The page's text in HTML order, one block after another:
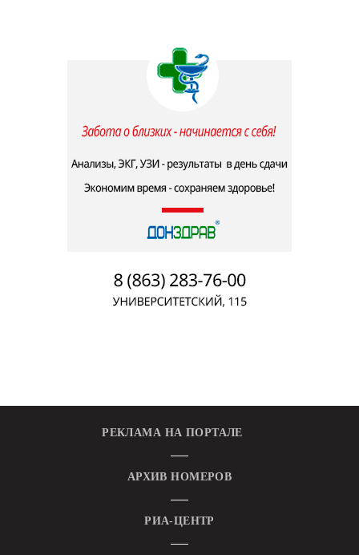
РЕКЛАМА НА ПОРТАЛЕ
АРХИВ НОМЕРОВ
РИА-ЦЕНТР